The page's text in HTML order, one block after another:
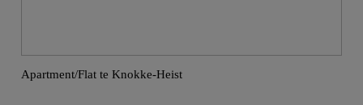
Apartment/Flat te Knokke-Heist